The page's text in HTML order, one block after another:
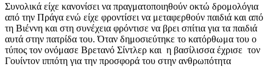
Συνολικά είχε κανονίσει να πραγματοποιηθούν οκτώ δρομολόγια
από την Πράγα ενώ είχε φροντίσει να μεταφερθούν παιδιά και από
τη Βιέννη και στη συνέχεια φρόντισε να βρει σπίτια για τα παιδιά
αυτά στην πατρίδα του. Όταν δημοσιεύτηκε το κατόρθωμα του ο
τύπος τον ονόμασε Βρετανό Σίντλερ και η βασίλισσα έχρισε τον
Γουίντον ιππότη για την προσφορά του στην ανθρωπότητα